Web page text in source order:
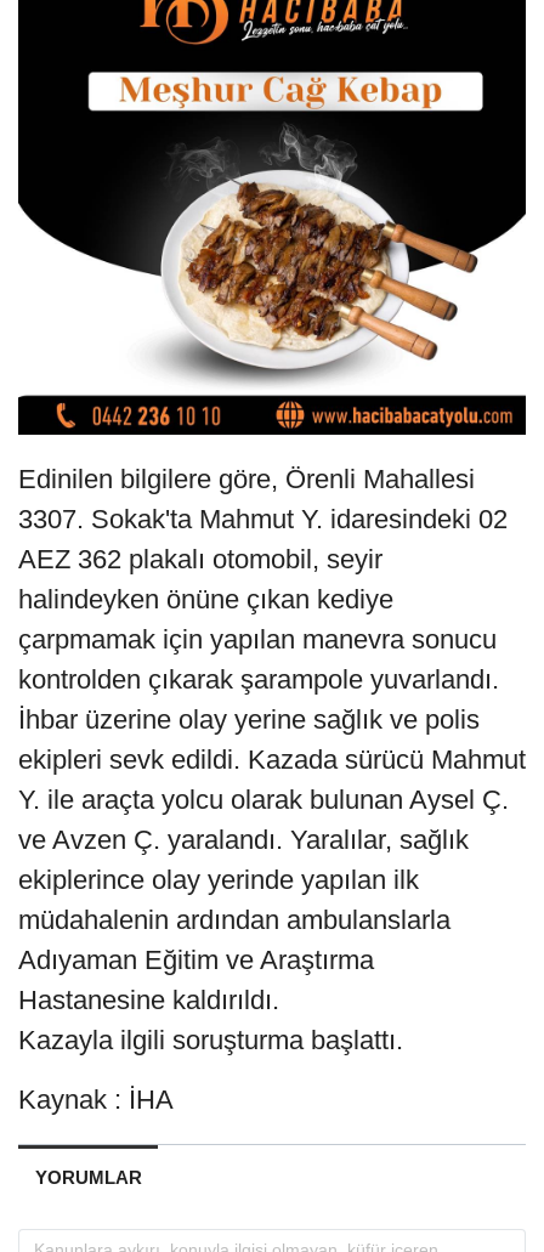
Edinilen bilgilere göre, Örenli Mahallesi
3307. Sokak'ta Mahmut Y. idaresindeki 02
AEZ 362 plakalı otomobil, seyir
halindeyken önüne çıkan kediye
çarpmamak için yapılan manevra sonucu
kontrolden çıkarak şarampole yuvarlandı.
İhbar üzerine olay yerine sağlık ve polis
ekipleri sevk edildi. Kazada sürücü Mahmut
Y. ile araçta yolcu olarak bulunan Aysel Ç.
ve Avzen Ç. yaralandı. Yaralılar, sağlık
ekiplerince olay yerinde yapılan ilk
müdahalenin ardından ambulanslarla
Adıyaman Eğitim ve Araştırma
Hastanesine kaldırıldı.
Kazayla ilgili soruşturma başlattı.
Kaynak : İHA
YORUMLAR